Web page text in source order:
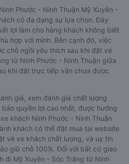
Phước - Ninh Thuận Mỹ Xuyên -
có đa dạng sự lựa chọn. Đây
lợi làm cho hàng khách không biết
hợp với mình. Bên cạnh đó, việc
chỗ ngồi yêu thích sau khi đặt vé
từ Ninh Phước - Ninh Thuận giữa
khi đặt trực tiếp vẫn chưa được
giá, xem đánh giá chất lượng
quyền lợi cao nhất, được hưởng
khách Ninh Phước - Ninh Thuận
khách có thể đặt mua tại website
vé xe khách chất lượng, và uy tín
giữ chỗ 100%. Đối với bất cứ giao
đi Mỹ Xuyên - Sóc Trăng từ Ninh